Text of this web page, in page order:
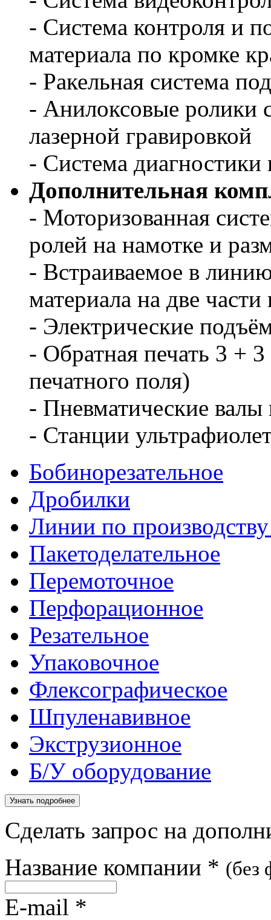
- Система контроля и
материала по кромке
- Ракельная система
- Анилоксовые ролики
лазерной гравировкой
- Система диагностики
Дополнительная
- Моторизованная
ролей на намотке и
- Встраиваемое в
материала на две
- Электрические
- Обратная печать 3 +
печатного поля)
- Пневматические валы
- Станции
Бобинорезательное
Дробилки
Линии по
Пакетоделательное
Перемоточное
Перфорационное
Резательное
Упаковочное
Флексографическое
Шпуленавивное
Экструзионное
Б/У оборудование
Узнать подробнее
Сделать запрос на
Название компании * (без
E-mail *